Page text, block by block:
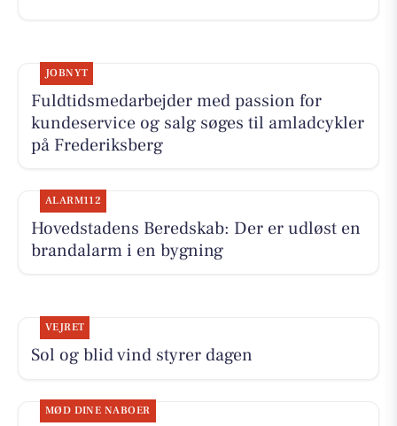
JOBNYT
Fuldtidsmedarbejder med passion for
kundeservice og salg søges til amladcykler
på Frederiksberg
ALARM112
Hovedstadens Beredskab: Der er udløst en
brandalarm i en bygning
VEJRET
Sol og blid vind styrer dagen
MØD DINE NABOER